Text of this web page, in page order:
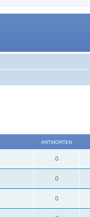
ANTWORTEN
0
0
0